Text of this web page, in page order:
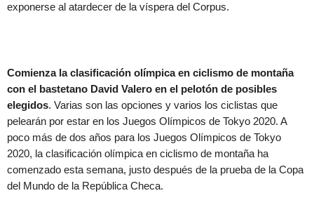
exponerse al atardecer de la víspera del Corpus.
Comienza la clasificación olímpica en ciclismo de montaña
con el bastetano David Valero en el pelotón de posibles
elegidos. Varias son las opciones y varios los ciclistas que
pelearán por estar en los Juegos Olímpicos de Tokyo 2020. A
poco más de dos años para los Juegos Olímpicos de Tokyo
2020, la clasificación olímpica en ciclismo de montaña ha
comenzado esta semana, justo después de la prueba de la Copa
del Mundo de la República Checa.